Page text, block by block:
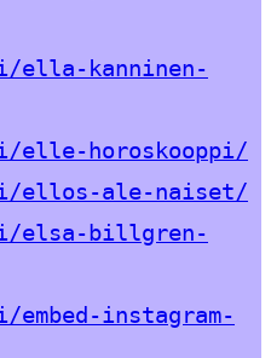
kanninen-
horoskooppi/
ellos-ale-naiset/
elsa-billgren-
instagram-